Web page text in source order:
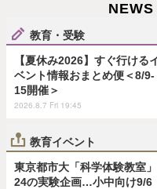
教育・受験
【夏休み2026】すぐ行ける
ベント情報おまとめ便＜8/9-
15開催＞
2026.8.7 Fri 19:45
教育イベント
東京都市大「科学体験教室」
24の実験企画…小中向け9/6